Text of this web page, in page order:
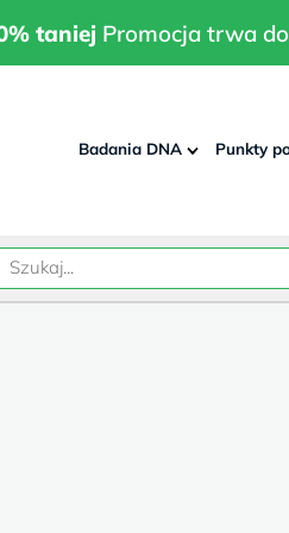
taniej Promocja trwa do
taniej Promocja trwa do
Badania DNA Punkty